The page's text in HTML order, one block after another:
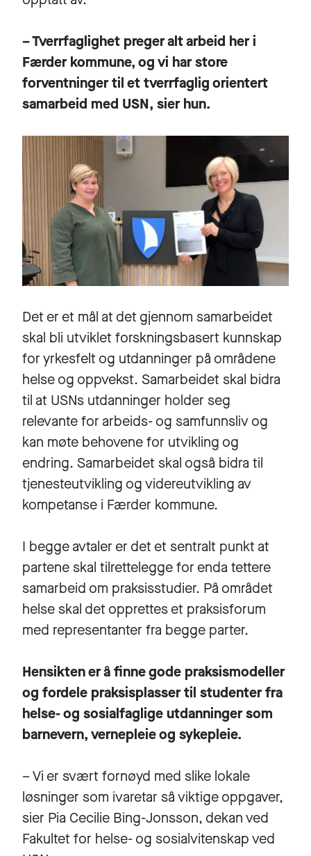
– Tverrfaglighet preger alt arbeid her i
Færder kommune, og vi har store
forventninger til et tverrfaglig orientert
samarbeid med USN, sier hun.
Det er et mål at det gjennom samarbeidet
skal bli utviklet forskningsbasert kunnskap
for yrkesfelt og utdanninger på områdene
helse og oppvekst. Samarbeidet skal bidra
til at USNs utdanninger holder seg
relevante for arbeids- og samfunnsliv og
kan møte behovene for utvikling og
endring. Samarbeidet skal også bidra til
tjenesteutvikling og videreutvikling av
kompetanse i Færder kommune.
I begge avtaler er det et sentralt punkt at
partene skal tilrettelegge for enda tettere
samarbeid om praksisstudier. På området
helse skal det opprettes et praksisforum
med representanter fra begge parter.
Hensikten er å finne gode praksismodeller
og fordele praksisplasser til studenter fra
helse- og sosialfaglige utdanninger som
barnevern, vernepleie og sykepleie.
– Vi er svært fornøyd med slike lokale
løsninger som ivaretar så viktige oppgaver,
sier Pia Cecilie Bing-Jonsson, dekan ved
Fakultet for helse- og sosialvitenskap ved